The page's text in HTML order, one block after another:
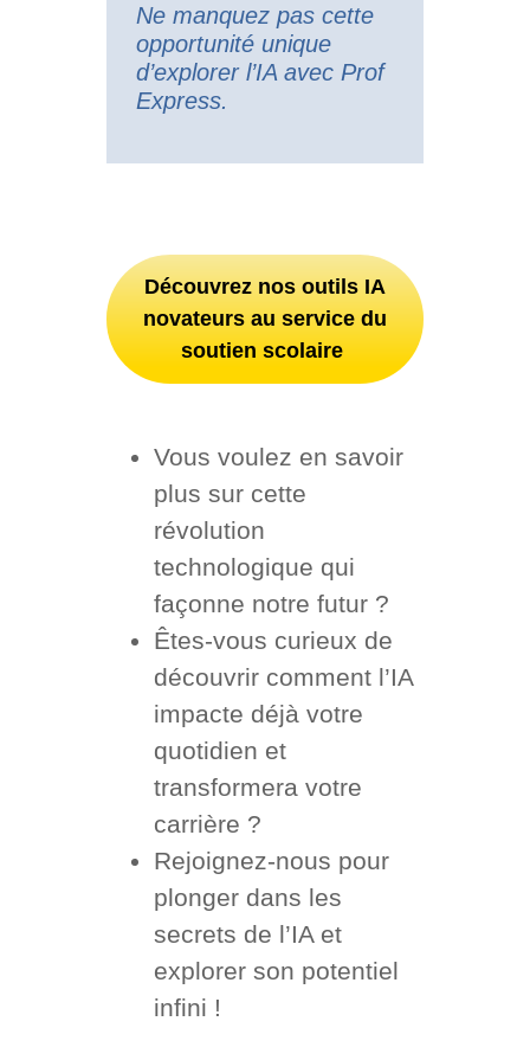
Ne manquez pas cette
opportunité unique
d’explorer l’IA avec Prof
Express.
Découvrez nos outils IA
novateurs au service du
soutien scolaire
Vous voulez en savoir
plus sur cette
révolution
technologique qui
façonne notre futur ?
Êtes-vous curieux de
découvrir comment l’IA
impacte déjà votre
quotidien et
transformera votre
carrière ?
Rejoignez-nous pour
plonger dans les
secrets de l’IA et
explorer son potentiel
infini !